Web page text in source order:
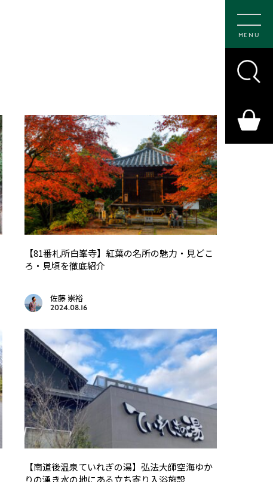
MENU
【81番札所白峯寺】紅葉の名所の魅力・見どこ
ろ・見頃を徹底紹介
佐藤 崇裕
2024.08.16
【南道後温泉ていれぎの湯】弘法大師空海ゆか
りの湧き水の地にある立ち寄り入浴施設